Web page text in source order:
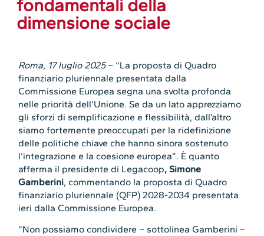
fondamentali della
dimensione sociale
Roma, 17 luglio 2025– “La proposta di Quadro
finanziario pluriennale presentata dalla
Commissione Europea segna una svolta profonda
nelle priorità dell’Unione. Se da un lato apprezziamo
gli sforzi di semplificazione e flessibilità, dall’altro
siamo fortemente preoccupati per la ridefinizione
delle politiche chiave che hanno sinora sostenuto
l’integrazione e la coesione europea”. È quanto
afferma il presidente di Legacoop, Simone
Gamberini, commentando la proposta di Quadro
finanziario pluriennale (QFP) 2028-2034 presentata
ieri dalla Commissione Europea.
“Non possiamo condividere – sottolinea Gamberini –